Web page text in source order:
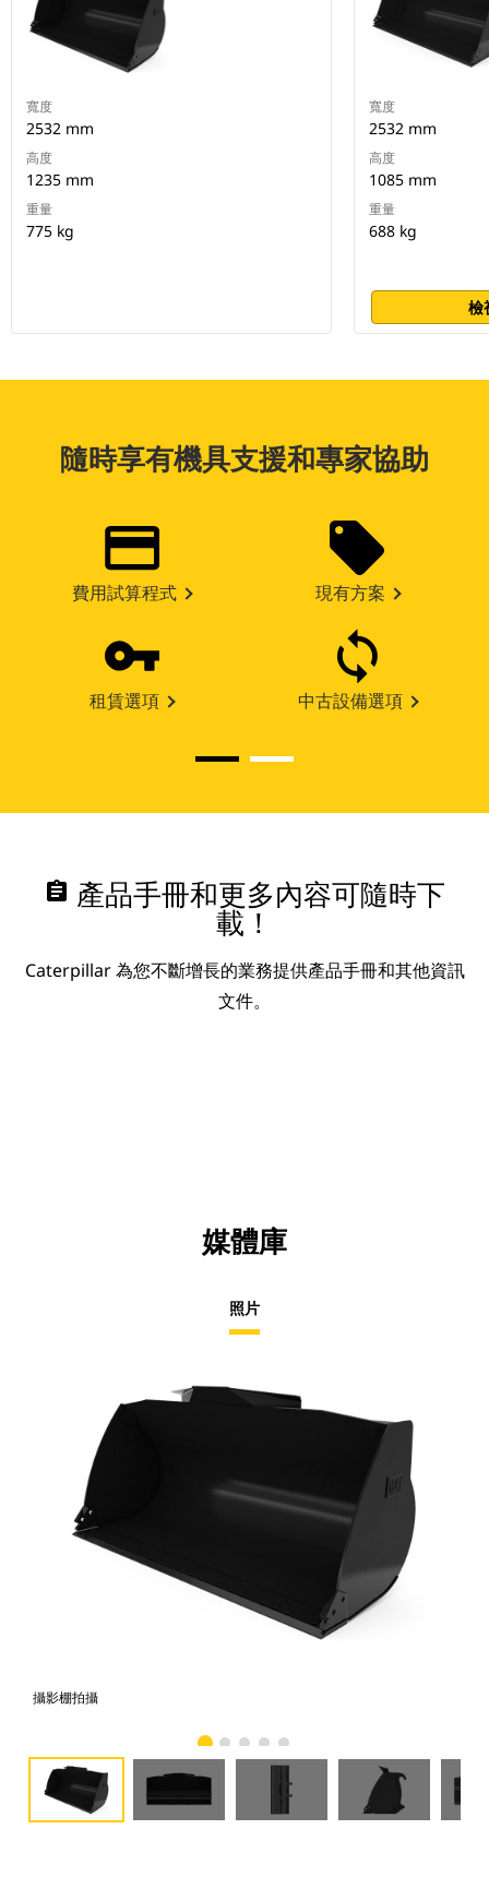
寬度
2532 mm
高度
1235 mm
重量
775 kg
寬度
2532 mm
高度
1085 mm
重量
688 kg
檢
隨時享有機具支援和專家協助
費用試算程式 現有方案
租賃選項 中古設備選項
assignment 產品手冊和更多內容可隨時下
載！
Caterpillar 為您不斷增長的業務提供產品手冊和其他資訊
文件。
媒體庫
照片
攝影棚拍攝